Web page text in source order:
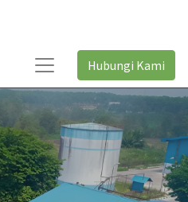
Hubungi Kami